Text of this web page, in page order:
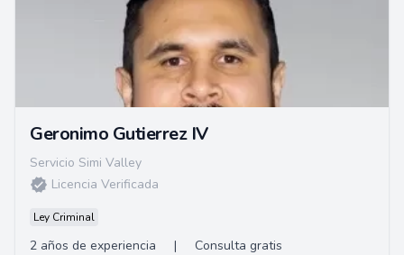
Geronimo Gutierrez IV
Servicio Simi Valley
Licencia Verificada
Ley Criminal
2 años de experiencia | Consulta gratis